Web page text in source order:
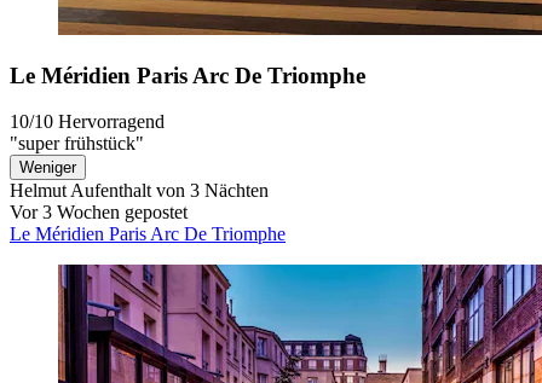
Le Méridien Paris Arc De Triomphe
10/10 Hervorragend
"super frühstück"
Weniger
Helmut Aufenthalt von 3 Nächten
Vor 3 Wochen gepostet
Le Méridien Paris Arc De Triomphe